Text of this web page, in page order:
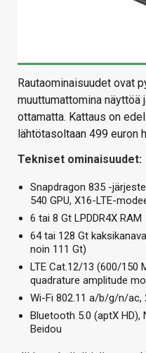
Rautaominaisuudet ovat
muuttumattomina näyttöä
ottamatta. Kattaus on
lähtötasoltaan 499 euron
Tekniset ominaisuudet:
Snapdragon 835 -
540 GPU, X16-LTE-
6 tai 8 Gt LPDDR4X RAM
64 tai 128 Gt
noin 111 Gt)
LTE Cat.12/13 (600/150
quadrature amplitude
Wi-Fi 802.11 a/b/g/n/ac,
Bluetooth 5.0 (aptX HD),
Beidou